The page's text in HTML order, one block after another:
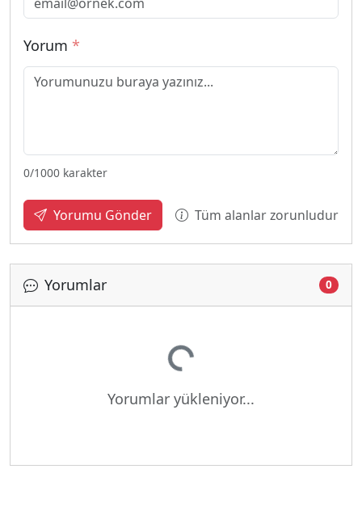
Yorum *
0/1000 karakter
Yorumu Gönder Tüm alanlar zorunludur
Yorumlar 0
Yükleniyor...
Yorumlar yükleniyor...